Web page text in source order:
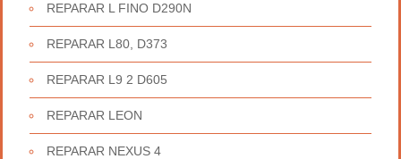
REPARAR L FINO D290N
REPARAR L80, D373
REPARAR L9 2 D605
REPARAR LEON
REPARAR NEXUS 4